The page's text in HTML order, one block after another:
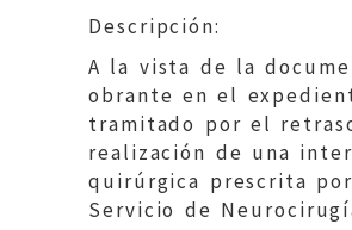
Descripción:
A la vista de la
obrante en el
tramitado por el
realización de una
quirúrgica prescrita
Servicio de